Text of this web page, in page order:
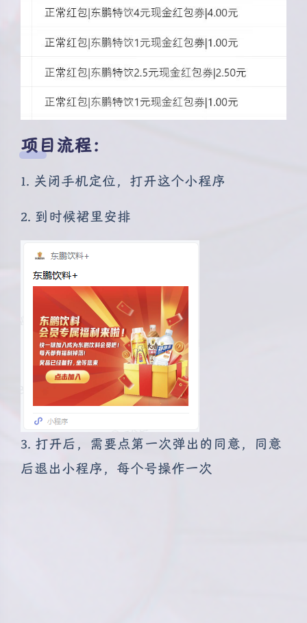
项目流程：
1. 关闭手机定位，打开这个小程序
2. 到时候裙里安排
3. 打开后，需要点第一次弹出的同意，同意
后退出小程序，每个号操作一次